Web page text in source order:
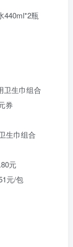
440ml*2瓶
卫生巾组合
券
生巾组合
元
元/包